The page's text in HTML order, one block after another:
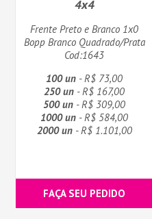
4x4
Frente Preto e Branco 1x0
Bopp Branco Quadrado/Prata
Cod:1643
100 un - R$ 73,00
250 un - R$ 167,00
500 un - R$ 309,00
1000 un - R$ 584,00
2000 un- R$ 1.101,00
FAÇA SEU PEDIDO